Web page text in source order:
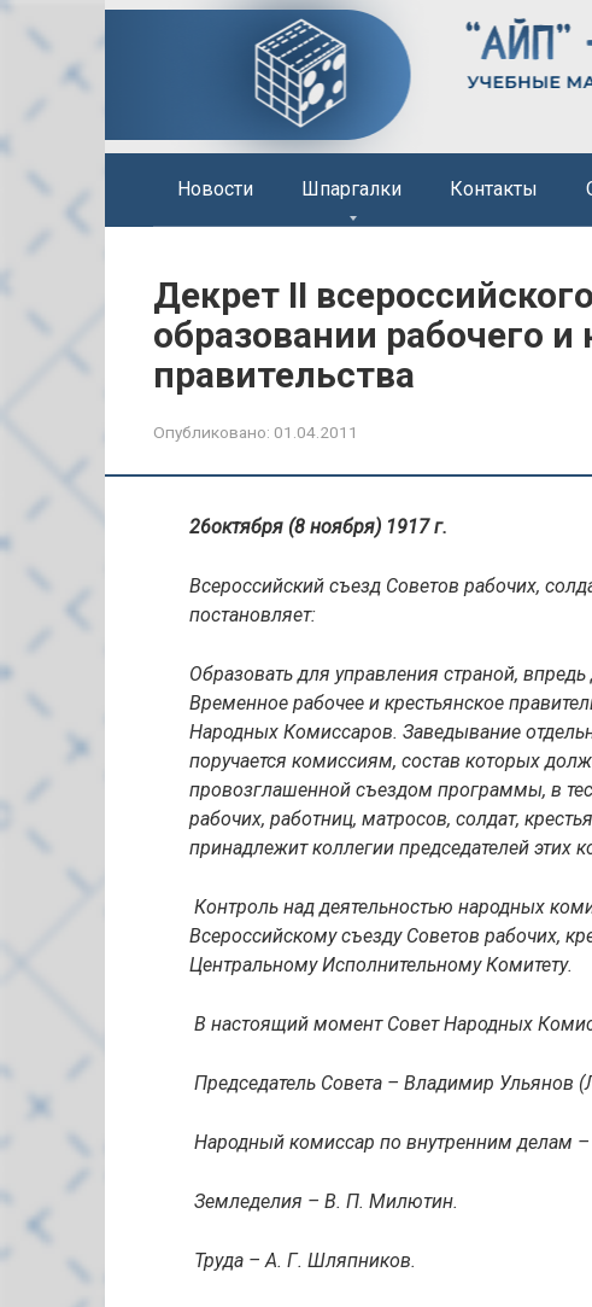
Перейти
контенту
Новости Шпаргалки Контакты
Декрет II
образовании рабочего и
правительства
Опубликовано: 01.04.2011
26октября (8 ноября) 1917 г.
Всероссийский съезд Советов рабочих,
постановляет:
Образовать для управления страной,
Временное рабочее и крестьянское
Народных Комиссаров. Заведывание
поручается комиссиям, состав которых
провозглашенной съездом программы, в
рабочих, работниц, матросов, солдат,
принадлежит коллегии председателей этих
Контроль над деятельностью народных
Всероссийскому съезду Советов рабочих,
Центральному Исполнительному Комитету.
В настоящий момент Совет Народных
Председатель Совета – Владимир Ульянов
Народный комиссар по внутренним делам
Земледелия – В. П. Милютин.
Труда – А. Г. Шляпников.